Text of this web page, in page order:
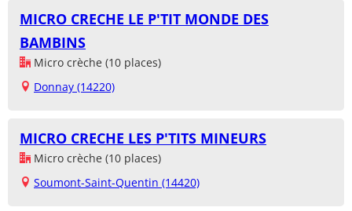
MICRO CRECHE LE P'TIT MONDE DES
BAMBINS
Micro crèche (10 places)
Donnay (14220)
MICRO CRECHE LES P'TITS MINEURS
Micro crèche (10 places)
Soumont-Saint-Quentin (14420)